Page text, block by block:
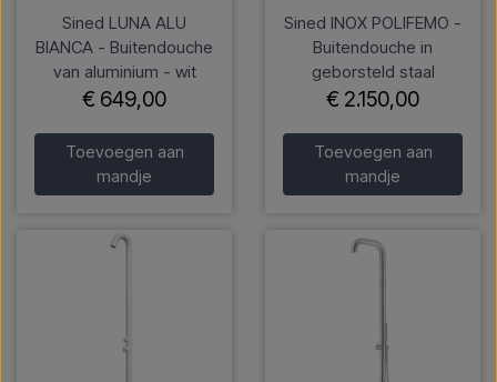
Sined LUNA ALU
BIANCA - Buitendouche
van aluminium - wit
€ 649,00
Toevoegen aan
mandje
Sined INOX POLIFEMO -
Buitendouche in
geborsteld staal
€ 2.150,00
Toevoegen aan
mandje